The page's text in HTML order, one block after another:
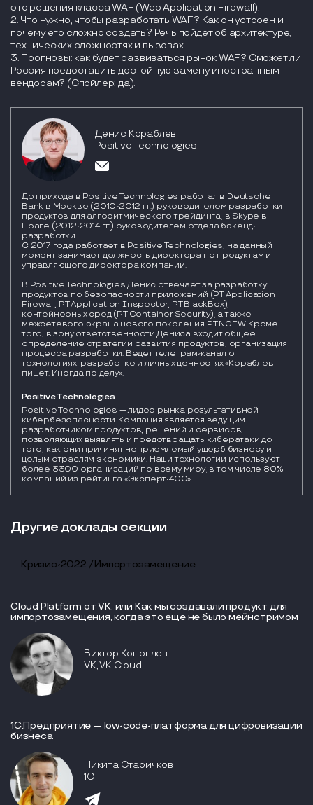
это решения класса WAF (Web Application Firewall).
2. Что нужно, чтобы разработать WAF? Как он устроен и
почему его сложно создать? Речь пойдет об архитектуре,
технических сложностях и вызовах.
3. Прогнозы: как будет развиваться рынок WAF? Сможет ли
Россия предоставить достойную замену иностранным
вендорам? (Спойлер: да).
Денис Кораблев
Positive Technologies
До прихода в Positive Technologies работал в Deutsche
Bank в Москве (2010-2012 гг.) руководителем разработки
продуктов для алгоритмического трейдинга, в Skype в
Праге (2012-2014 гг.) руководителем отдела бэкенд-
разработки.
С 2017 года работает в Positive Technologies, на данный
момент занимает должность директора по продуктам и
управляющего директора компании.
В Positive Technologies Денис отвечает за разработку
продуктов по безопасности приложений (PT Application
Firewall, PT Application Inspector, PT BlackBox),
контейнерных сред (PT Container Security), а также
межсетевого экрана нового поколения PT NGFW. Кроме
того, в зону ответственности Дениса входит общее
определение стратегии развития продуктов, организация
процесса разработки. Ведет телеграм-канал о
технологиях, разработке и личных ценностях «Кораблев
пишет. Иногда по делу».
Positive Technologies
Positive Technologies — лидер рынка результативной
кибербезопасности. Компания является ведущим
разработчиком продуктов, решений и сервисов,
позволяющих выявлять и предотвращать кибератаки до
того, как они причинят неприемлемый ущерб бизнесу и
целым отраслям экономики. Наши технологии используют
более 3300 организаций по всему миру, в том числе 80%
компаний из рейтинга «Эксперт-400».
Другие доклады секции
Кризис-2022 / Импортозамещение
Cloud Platform от VK, или Как мы создавали продукт для
импортозамещения, когда это еще не было мейнстримом
Виктор Коноплев
VK, VK Cloud
1С:Предприятие — low-code-платформа для цифровизации
бизнеса
Никита Старичков
1С